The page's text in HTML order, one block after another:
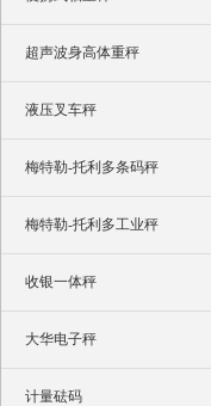
超声波身高体重秤
液压叉车秤
梅特勒-托利多条码秤
梅特勒-托利多工业秤
收银一体秤
大华电子秤
计量砝码